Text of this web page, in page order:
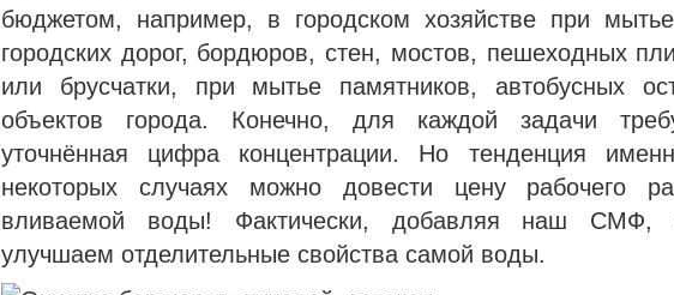
бюджетом, например, в городском хозяйстве при
городских дорог, бордюров, стен, мостов, пешеходных
или брусчатки, при мытье памятников, автобусных
объектов города. Конечно, для каждой задачи
уточнённая цифра концентрации. Но тенденция
некоторых случаях можно довести цену рабочего
вливаемой воды! Фактически, добавляя наш СМФ,
улучшаем отделительные свойства самой воды.